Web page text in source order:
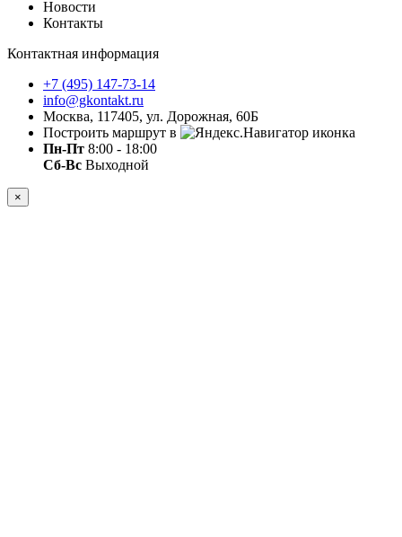
Новости
Контакты
Контактная информация
+7 (495) 147-73-14
info@gkontakt.ru
Москва, 117405, ул. Дорожная, 60Б
Построить маршрут в
Пн-Пт 8:00 - 18:00
Сб-Вс Выходной
×